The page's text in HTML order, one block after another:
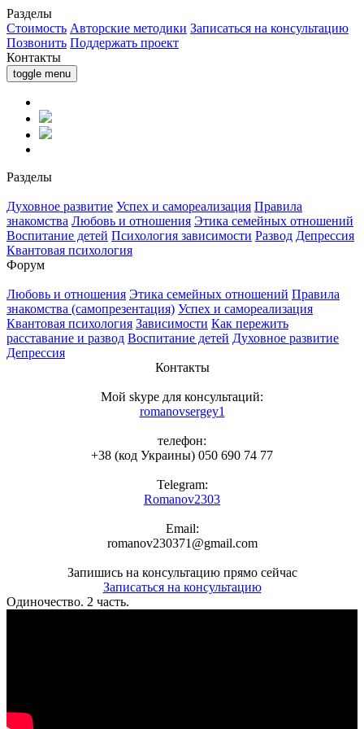
Разделы
Стоимость Авторские методики Записаться на консультацию
Позвонить Поддержать проект
Контакты
toggle menu
Разделы
Духовное развитие Успех и самореализация Правила
знакомства Любовь и отношения Этика семейных отношений
Воспитание детей Психология зависимости Развод Депрессия
Квантовая психология
Форум
Любовь и отношения Этика семейных отношений Правила
знакомства (самопрезентация) Успех и самореализация
Квантовая психология Зависимости Как пережить
расставание и развод Воспитание детей Духовное развитие
Депрессия
Контакты
Мой skype для консультаций:
romanovsergey1
телефон:
+38 (код Украины) 050 690 74 77
Telegram:
Romanov2303
Email:
romanov230371@gmail.com
Запишись на консультацию прямо сейчас
Записаться на консультацию
Одиночество. 2 часть.